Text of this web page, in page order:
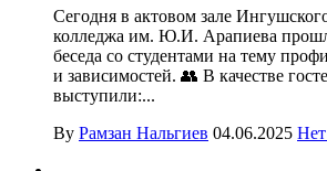
Сегодня в актовом зале
колледжа им. Ю.И. Арапиева
беседа со студентами на тему
и зависимостей. 👥 В качестве
выступили:...
By Рамзан Нальгиев 04.06.2025